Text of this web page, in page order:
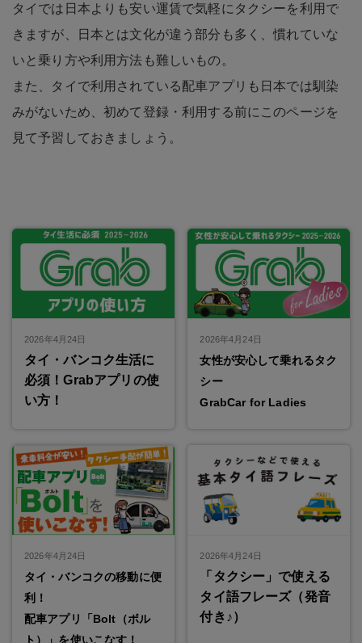
タイでは日本よりも安い運賃で気軽にタクシーを利用で
きますが、日本とは文化が違う部分も多く、慣れていな
いと乗り方や利用方法も難しいもの。
また、タイで利用されている配車アプリも日本では馴染
みがないため、初めて登録・利用する前にこのページを
見て予習しておきましょう。
2026年4月24日
タイ・バンコク生活に
必須！Grabアプリの使
い方！
2026年4月24日
女性が安心して乗れるタク
シー
GrabCar for Ladies
2026年4月24日
タイ・バンコクの移動に便
利！
配車アプリ「Bolt（ボル
ト）」を使いこなす！
2026年4月24日
「タクシー」で使える
タイ語フレーズ（発音
付き♪）